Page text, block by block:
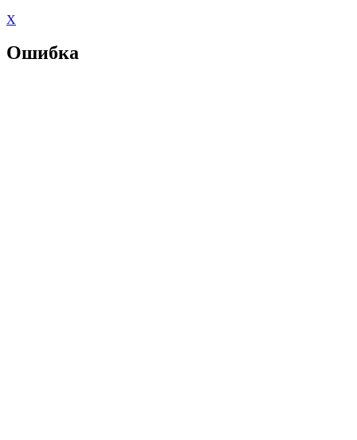
X
Ошибка